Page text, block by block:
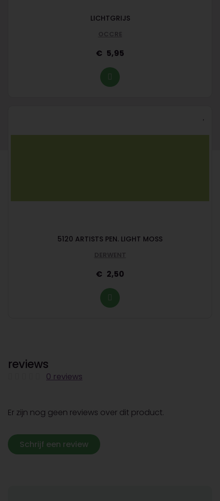
LICHTGRIJS
OCCRE
5,95
5120 ARTISTS PEN. LIGHT MOSS
DERWENT
2,50
reviews
0 reviews
Er zijn nog geen reviews over dit product.
Schrijf een review